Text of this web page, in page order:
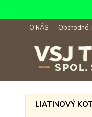
O NÁS Obchodné,
LIATINOVÝ